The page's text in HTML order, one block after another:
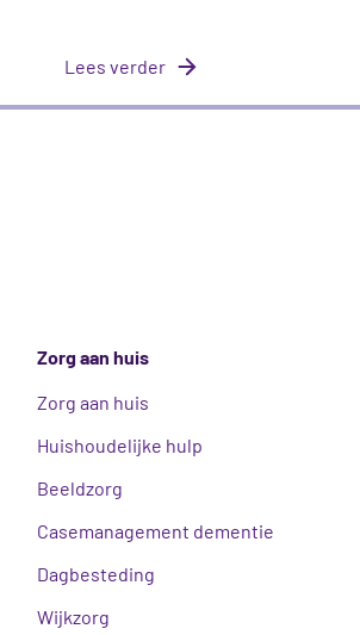
Lees verder
Zorg aan huis
Zorg aan huis
Huishoudelijke hulp
Beeldzorg
Casemanagement dementie
Dagbesteding
Wijkzorg